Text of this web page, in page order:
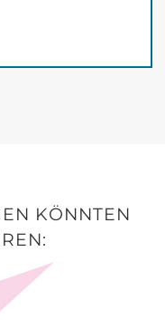
KÖNNTEN